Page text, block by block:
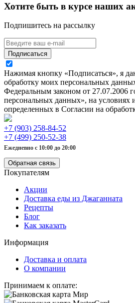
Хотите быть в курсе наших
Подпишитесь на рассылку
Подписаться
Нажимая кнопку «Подписаться», я
обработку моих персональных
Федеральным законом от 27.07.2006
персональных данных», на условиях
определенных в Согласии на
+7 (903) 258-84-52
+7 (499) 250-52-38
Ежедневно с 10:00 до 20:00
Обратная связь
Покупателям
Акции
Доставка еды из Джаганната
Рецепты
Блог
Как заказать
Информация
Доставка и оплата
О компании
Принимаем к оплате: